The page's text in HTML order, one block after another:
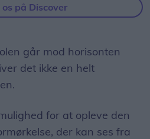
os på Discover
går mod horisonten
det ikke en helt
for at opleve den
der kan ses fra